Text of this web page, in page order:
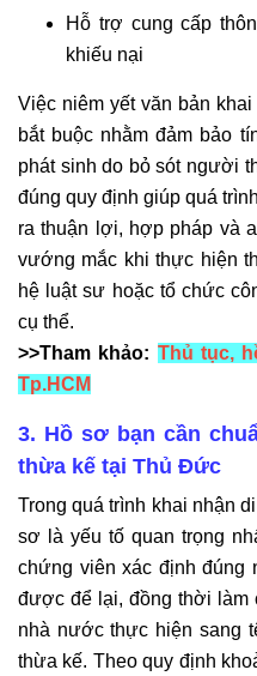
Hỗ trợ cung cấp
khiếu nại
Việc niêm yết văn bản
bắt buộc nhằm đảm bảo
phát sinh do bỏ sót người
đúng quy định giúp quá
ra thuận lợi, hợp pháp và
vướng mắc khi thực hiện
hệ luật sư hoặc tổ chức
cụ thể.
>>Tham khảo: Thủ tục,
Tp.HCM
3. Hồ sơ bạn cần
thừa kế tại Thủ Đức
Trong quá trình khai nhận
sơ là yếu tố quan trọng
chứng viên xác định đúng
được để lại, đồng thời
nhà nước thực hiện sang
thừa kế. Theo quy định